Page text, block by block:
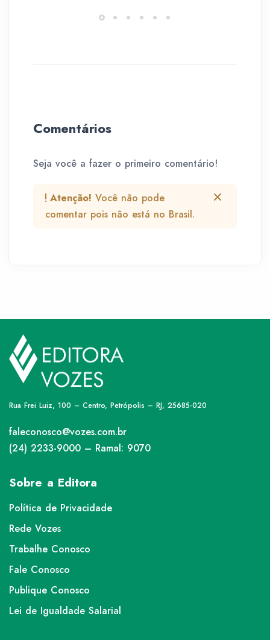
Comentários
Seja você a fazer o primeiro comentário!
Atenção! Você não pode
comentar pois não está no Brasil.
Rua Frei Luiz, 100 – Centro, Petrópolis – RJ, 25685-020
faleconosco@vozes.com.br
(24) 2233-9000 – Ramal: 9070
Sobre a Editora
Política de Privacidade
Rede Vozes
Trabalhe Conosco
Fale Conosco
Publique Conosco
Lei de Igualdade Salarial